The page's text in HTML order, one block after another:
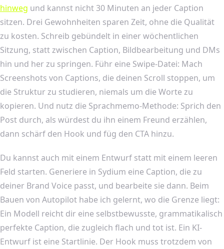
hinweg und kannst nicht 30 Minuten an jeder Caption
sitzen. Drei Gewohnheiten sparen Zeit, ohne die Qualität
zu kosten. Schreib gebündelt in einer wöchentlichen
Sitzung, statt zwischen Caption, Bildbearbeitung und DMs
hin und her zu springen. Führ eine Swipe-Datei: Mach
Screenshots von Captions, die deinen Scroll stoppen, um
die Struktur zu studieren, niemals um die Worte zu
kopieren. Und nutz die Sprachmemo-Methode: Sprich den
Post durch, als würdest du ihn einem Freund erzählen,
dann schärf den Hook und füg den CTA hinzu.
Du kannst auch mit einem Entwurf statt mit einem leeren
Feld starten. Generiere in Sydium eine Caption, die zu
deiner Brand Voice passt, und bearbeite sie dann. Beim
Bauen von Autopilot habe ich gelernt, wo die Grenze liegt:
Ein Modell reicht dir eine selbstbewusste, grammatikalisch
perfekte Caption, die zugleich flach und tot ist. Ein KI-
Entwurf ist eine Startlinie. Der Hook muss trotzdem von